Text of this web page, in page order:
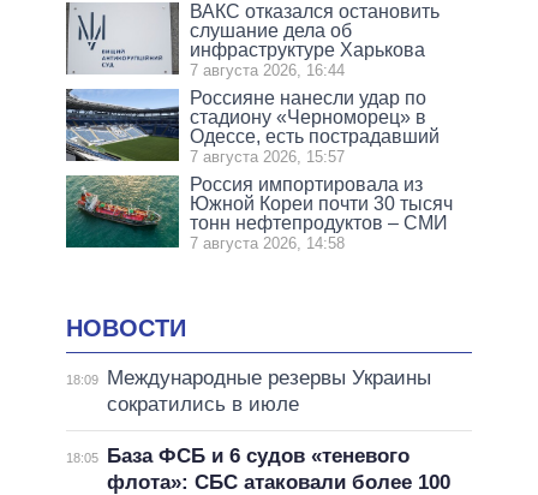
ВАКС отказался остановить
слушание дела об
инфраструктуре Харькова
7 августа 2026, 16:44
Россияне нанесли удар по
стадиону «Черноморец» в
Одессе, есть пострадавший
7 августа 2026, 15:57
Россия импортировала из
Южной Кореи почти 30 тысяч
тонн нефтепродуктов – СМИ
7 августа 2026, 14:58
НОВОСТИ
18:09
Международные резервы Украины
сократились в июле
18:05
База ФСБ и 6 судов «теневого
флота»: СБС атаковали более 100